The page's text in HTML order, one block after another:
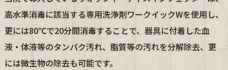
高水準消毒に該当する専用洗浄剤ワークイックWを使用し、
更には80℃で20分間消毒することで、器具に付着した血
液・体液等のタンパク汚れ、脂質等の汚れを分解除去、更
には微生物の除去も可能です。